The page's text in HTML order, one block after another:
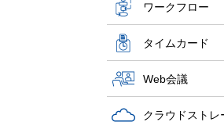
ワークフロー
タイムカード
Web会議
クラウドストレ